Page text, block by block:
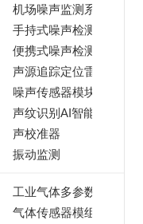
机场噪声监测系统
手持式噪声检测仪
便携式噪声检测仪
声源追踪定位雷达
噪声传感器模块
声纹识别AI智能模块
声校准器
振动监测
工业气体多参数监测仪
气体传感器模组